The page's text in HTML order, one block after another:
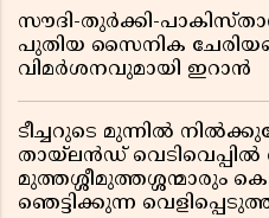
സൗദി-തുർക്കി-
പുതിയ സൈനിക
വിമർശനവുമായി ഇറാൻ
ടീച്ചറുടെ മുന്നിൽ
തായ്‌ലൻഡ്
മുത്തശ്ശീമുത്തശ്ശന്മാരും
ഞെട്ടിക്കുന്ന